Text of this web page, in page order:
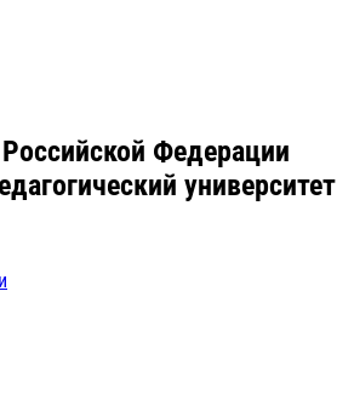
Федерации
университет